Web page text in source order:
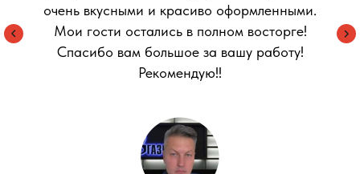
очень вкусными и красиво оформленными.
Мои гости остались в полном восторге!
Спасибо вам большое за вашу работу!
Рекомендую!!
/ безналичный